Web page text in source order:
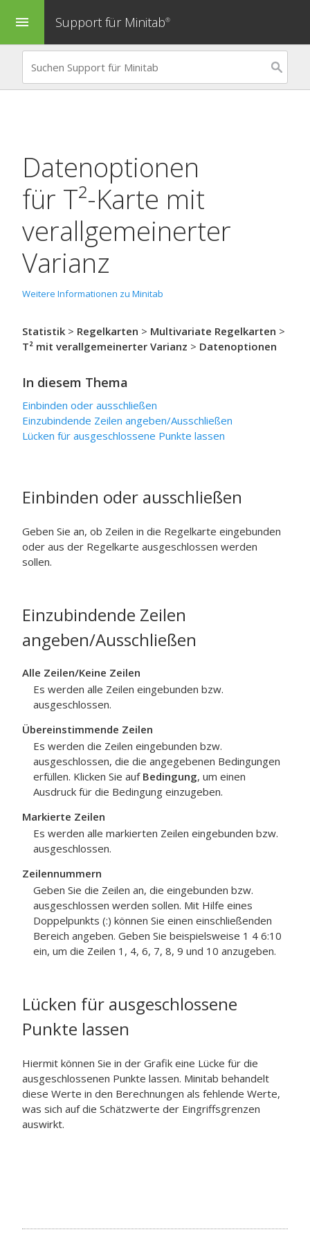
menu Support für Minitab®
Datenoptionen
für T²-Karte mit
verallgemeinerter
Varianz
Weitere Informationen zu Minitab
Statistik > Regelkarten > Multivariate Regelkarten >
T² mit verallgemeinerter Varianz > Datenoptionen
In diesem Thema
Einbinden oder ausschließen
Einzubindende Zeilen angeben/Ausschließen
Lücken für ausgeschlossene Punkte lassen
Einbinden oder ausschließen
Geben Sie an, ob Zeilen in die Regelkarte eingebunden
oder aus der Regelkarte ausgeschlossen werden
sollen.
Einzubindende Zeilen
angeben/Ausschließen
Alle Zeilen/Keine Zeilen
Es werden alle Zeilen eingebunden bzw.
ausgeschlossen.
Übereinstimmende Zeilen
Es werden die Zeilen eingebunden bzw.
ausgeschlossen, die die angegebenen Bedingungen
erfüllen. Klicken Sie auf Bedingung, um einen
Ausdruck für die Bedingung einzugeben.
Markierte Zeilen
Es werden alle markierten Zeilen eingebunden bzw.
ausgeschlossen.
Zeilennummern
Geben Sie die Zeilen an, die eingebunden bzw.
ausgeschlossen werden sollen. Mit Hilfe eines
Doppelpunkts (:) können Sie einen einschließenden
Bereich angeben. Geben Sie beispielsweise 1 4 6:10
ein, um die Zeilen 1, 4, 6, 7, 8, 9 und 10 anzugeben.
Lücken für ausgeschlossene
Punkte lassen
Hiermit können Sie in der Grafik eine Lücke für die
ausgeschlossenen Punkte lassen. Minitab behandelt
diese Werte in den Berechnungen als fehlende Werte,
was sich auf die Schätzwerte der Eingriffsgrenzen
auswirkt.